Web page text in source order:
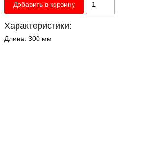
Добавить в корзину
Характеристики:
Длина: 300 мм